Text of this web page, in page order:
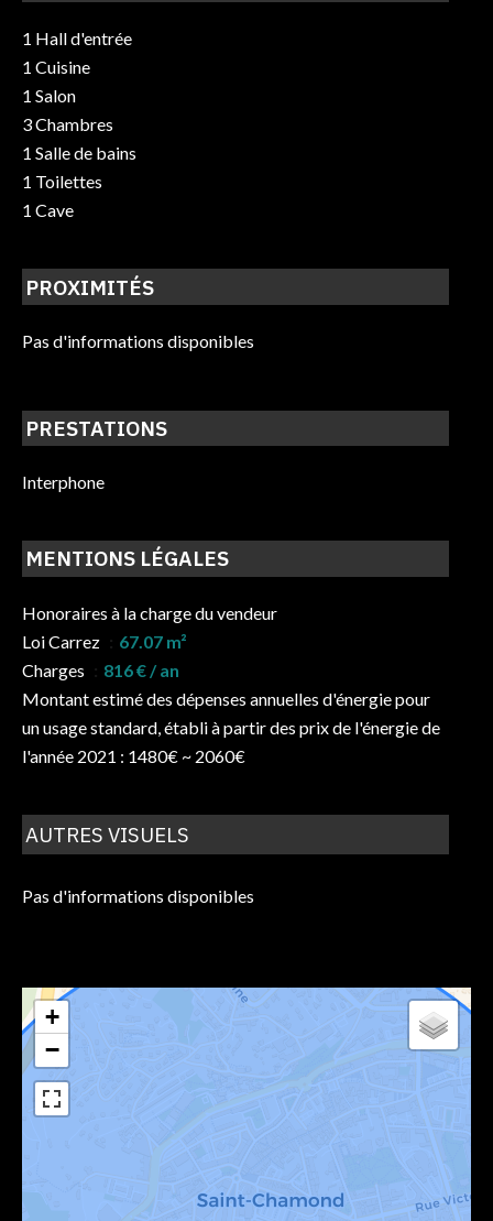
1 Hall d'entrée
1 Cuisine
1 Salon
3 Chambres
1 Salle de bains
1 Toilettes
1 Cave
PROXIMITÉS
Pas d'informations disponibles
PRESTATIONS
Interphone
MENTIONS LÉGALES
Honoraires à la charge du vendeur
Loi Carrez
67.07 m²
Charges
816 € / an
Montant estimé des dépenses annuelles d'énergie pour
un usage standard, établi à partir des prix de l'énergie de
l'année 2021 : 1480€ ~ 2060€
AUTRES VISUELS
Pas d'informations disponibles
+
−